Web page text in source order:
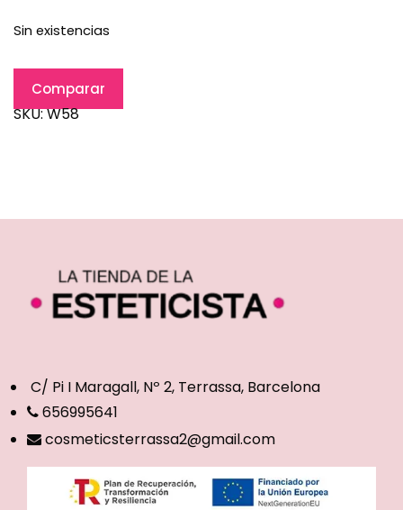
Sin existencias
Comparar
SKU:W58
C/ Pi I Maragall, Nº 2, Terrassa, Barcelona
656995641
cosmeticsterrassa2@gmail.com